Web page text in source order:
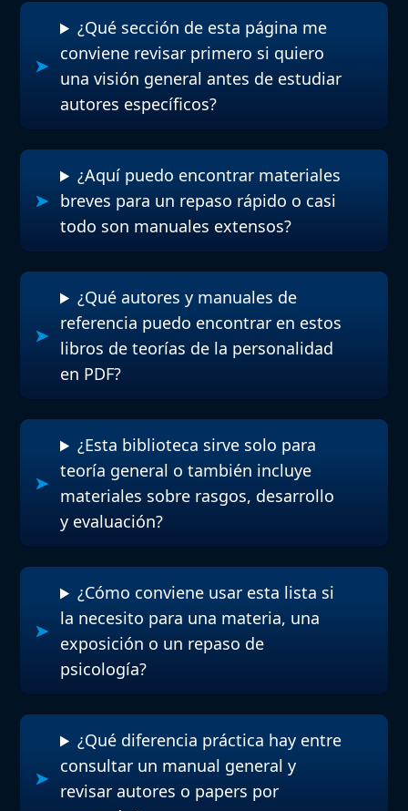
¿Qué sección de esta página me
conviene revisar primero si quiero
una visión general antes de estudiar
autores específicos?
¿Aquí puedo encontrar materiales
breves para un repaso rápido o casi
todo son manuales extensos?
¿Qué autores y manuales de
referencia puedo encontrar en estos
libros de teorías de la personalidad
en PDF?
¿Esta biblioteca sirve solo para
teoría general o también incluye
materiales sobre rasgos, desarrollo
y evaluación?
¿Cómo conviene usar esta lista si
la necesito para una materia, una
exposición o un repaso de
psicología?
¿Qué diferencia práctica hay entre
consultar un manual general y
revisar autores o papers por